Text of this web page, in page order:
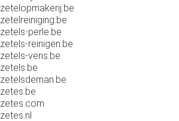
zetelopmakerij.be
zetelreiniging.be
zetels-perle.be
zetels-reinigen.be
zetels-vens.be
zetels.be
zetelsdeman.be
zetes.be
zetes.com
zetes.nl